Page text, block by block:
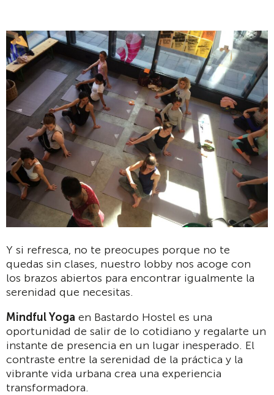
Y si refresca, no te preocupes porque no te
quedas sin clases, nuestro lobby nos acoge con
los brazos abiertos para encontrar igualmente la
serenidad que necesitas.
Mindful Yoga en Bastardo Hostel es una
oportunidad de salir de lo cotidiano y regalarte un
instante de presencia en un lugar inesperado. El
contraste entre la serenidad de la práctica y la
vibrante vida urbana crea una experiencia
transformadora.